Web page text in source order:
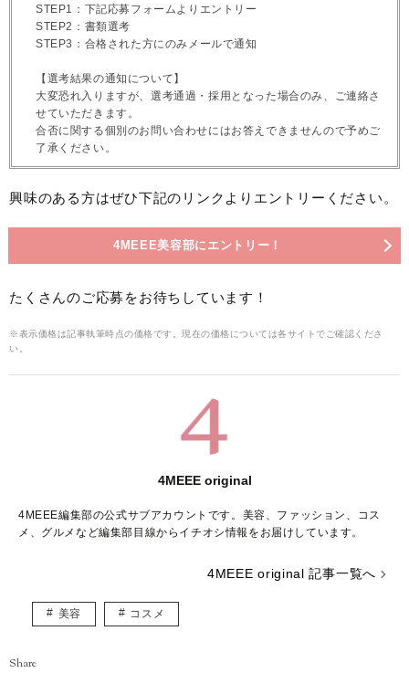
STEP1：下記応募フォームよりエントリー
STEP2：書類選考
STEP3：合格された方にのみメールで通知
【選考結果の通知について】
大変恐れ入りますが、選考通過・採用となった場合のみ、ご連絡さ
せていただきます。
合否に関する個別のお問い合わせにはお答えできませんので予めご
了承ください。
興味のある方はぜひ下記のリンクよりエントリーください。
4MEEE美容部にエントリー！
たくさんのご応募をお待ちしています！
※表示価格は記事執筆時点の価格です。現在の価格については各サイトでご確認くださ
い。
4MEEE original
4MEEE編集部の公式サブアカウントです。美容、ファッション、コス
メ、グルメなど編集部目線からイチオシ情報をお届けしています。
4MEEE original 記事一覧へ
美容 コスメ
Share